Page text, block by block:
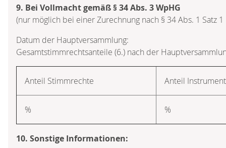
9. Bei Vollmacht gemäß § 34 Abs. 3 WpHG
(nur möglich bei einer Zurechnung nach § 34 Abs. 1 Satz
Datum der Hauptversammlung:
Gesamtstimmrechtsanteile (6.) nach der
Anteil Stimmrechte Anteil
% %
10. Sonstige Informationen: